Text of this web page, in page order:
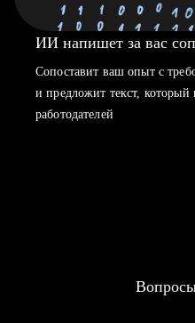
ИИ напишет за вас
Сопоставит ваш опыт с
и предложит текст,
работодателей